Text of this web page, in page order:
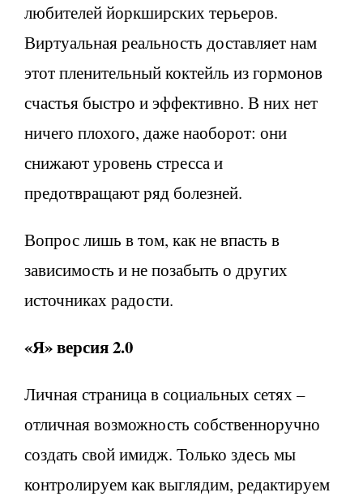
любителей йоркширских терьеров.
Виртуальная реальность доставляет нам
этот пленительный коктейль из гормонов
счастья быстро и эффективно. В них нет
ничего плохого, даже наоборот: они
снижают уровень стресса и
предотвращают ряд болезней.
Вопрос лишь в том, как не впасть в
зависимость и не позабыть о других
источниках радости.
«Я» версия 2.0
Личная страница в социальных сетях –
отличная возможность собственноручно
создать свой имидж. Только здесь мы
контролируем как выглядим, редактируем